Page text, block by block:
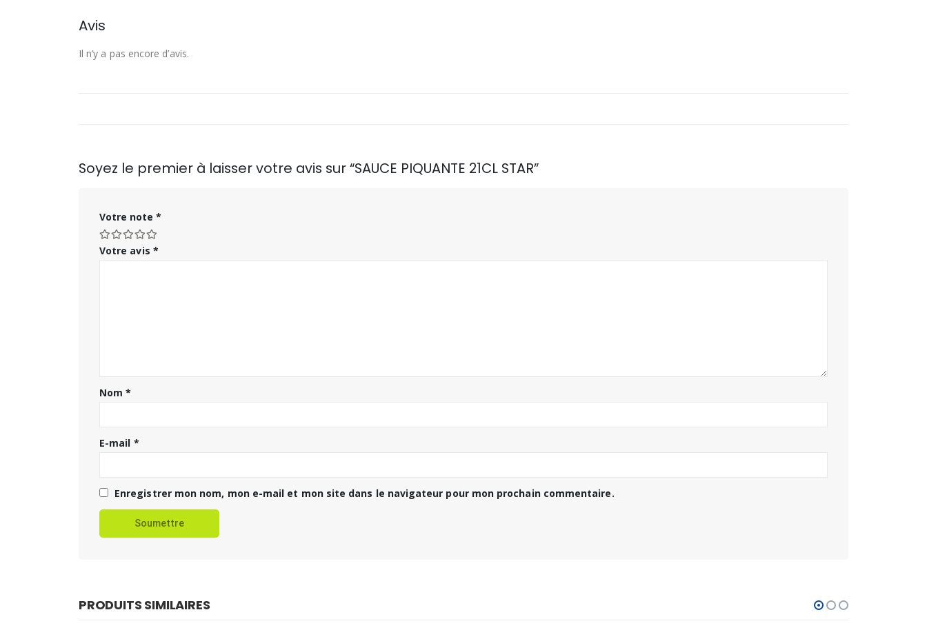
Avis
Il n’y a pas encore d’avis.
Soyez le premier à laisser votre avis sur “SAUCE PIQUANTE 21CL STAR”
Votre note *
Votre avis *
Nom*
E-mail *
Enregistrer mon nom, mon e-mail et mon site dans le navigateur pour mon prochain commentaire.
PRODUITS SIMILAIRES